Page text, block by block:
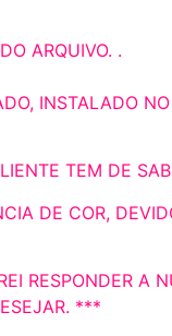
ARQUIVO. .
INSTALADO
TEM DE
DE COR,
RESPONDER A
***